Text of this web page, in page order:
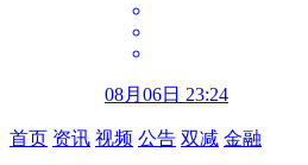
08月06日 23:24
首页 资讯 视频 公告 双减 金融